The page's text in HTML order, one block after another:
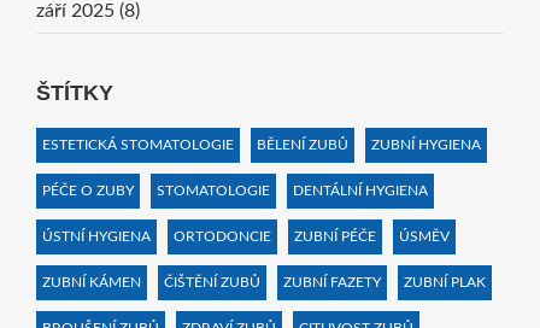
září 2025 (8)
ŠTÍTKY
ESTETICKÁ STOMATOLOGIE BĚLENÍ ZUBŮ ZUBNÍ HYGIENA
PÉČE O ZUBY STOMATOLOGIE DENTÁLNÍ HYGIENA
ÚSTNÍ HYGIENA ORTODONCIE ZUBNÍ PÉČE ÚSMĚV
ZUBNÍ KÁMEN ČIŠTĚNÍ ZUBŮ ZUBNÍ FAZETY ZUBNÍ PLAK